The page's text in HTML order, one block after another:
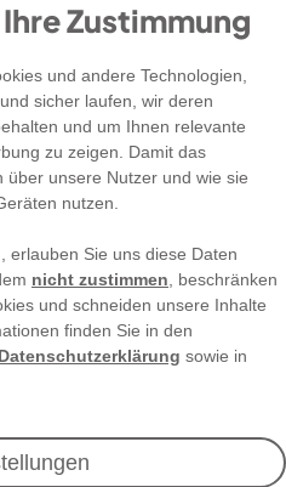
Zustimmung
und andere Technologien,
sicher laufen, wir deren
und um Ihnen relevante
zu zeigen. Damit das
unsere Nutzer und wie sie
nutzen.
erlauben Sie uns diese Daten
nicht zustimmen , beschränken
und schneiden unsere Inhalte
finden Sie in den
Datenschutzerklärung sowie in
Mail erhalten - Geld